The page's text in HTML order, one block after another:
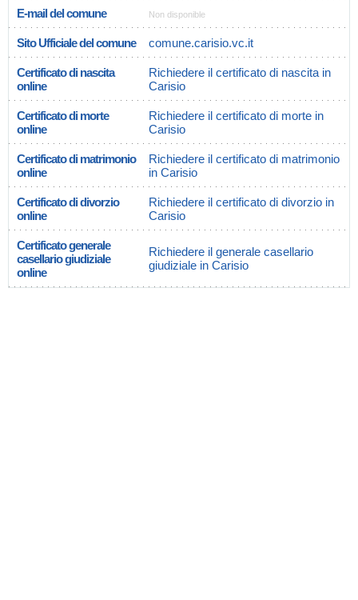
E-mail del comune Non disponible
Sito Ufficiale del comune comune.carisio.vc.it
Certificato di nascita
online
Richiedere il certificato di nascita in
Carisio
Certificato di morte
online
Richiedere il certificato di morte in
Carisio
Certificato di matrimonio
online
Richiedere il certificato di matrimonio
in Carisio
Certificato di divorzio
online
Richiedere il certificato di divorzio in
Carisio
Certificato generale
casellario giudiziale
online
Richiedere il generale casellario
giudiziale in Carisio